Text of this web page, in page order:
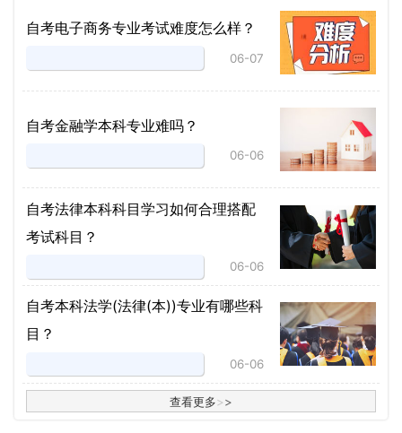
自考电子商务专业考试难度怎么样？
06-07
自考金融学本科专业难吗？
06-06
自考法律本科科目学习如何合理搭配
考试科目？
06-06
​自考本科法学(法律(本))专业有哪些科
目？
06-06
查看更多>>